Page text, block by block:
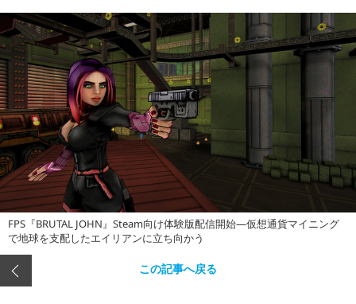
FPS『BRUTAL JOHN』Steam向け体験版配信開始―仮想通貨マイニング
で地球を支配したエイリアンに立ち向かう
この記事へ戻る